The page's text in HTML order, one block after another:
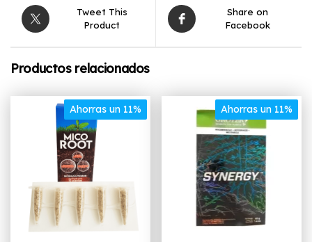
Tweet This
Product
Share on
Facebook
Productos relacionados
Ahorras un 11% Ahorras un 11%